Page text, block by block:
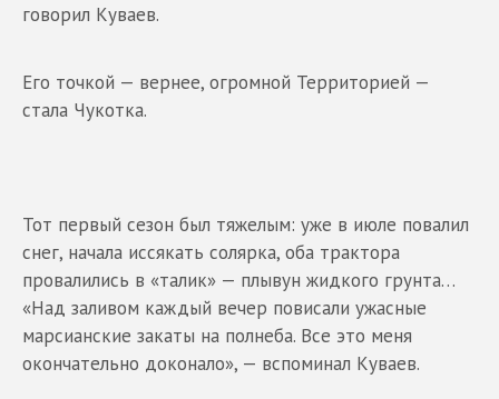
говорил Куваев.
Его точкой — вернее, огромной Территорией —
стала Чукотка.
Тот первый сезон был тяжелым: уже в июле повалил
снег, начала иссякать солярка, оба трактора
провалились в «талик» — плывун жидкого грунта…
«Над заливом каждый вечер повисали ужасные
марсианские закаты на полнеба. Все это меня
окончательно доконало», — вспоминал Куваев.